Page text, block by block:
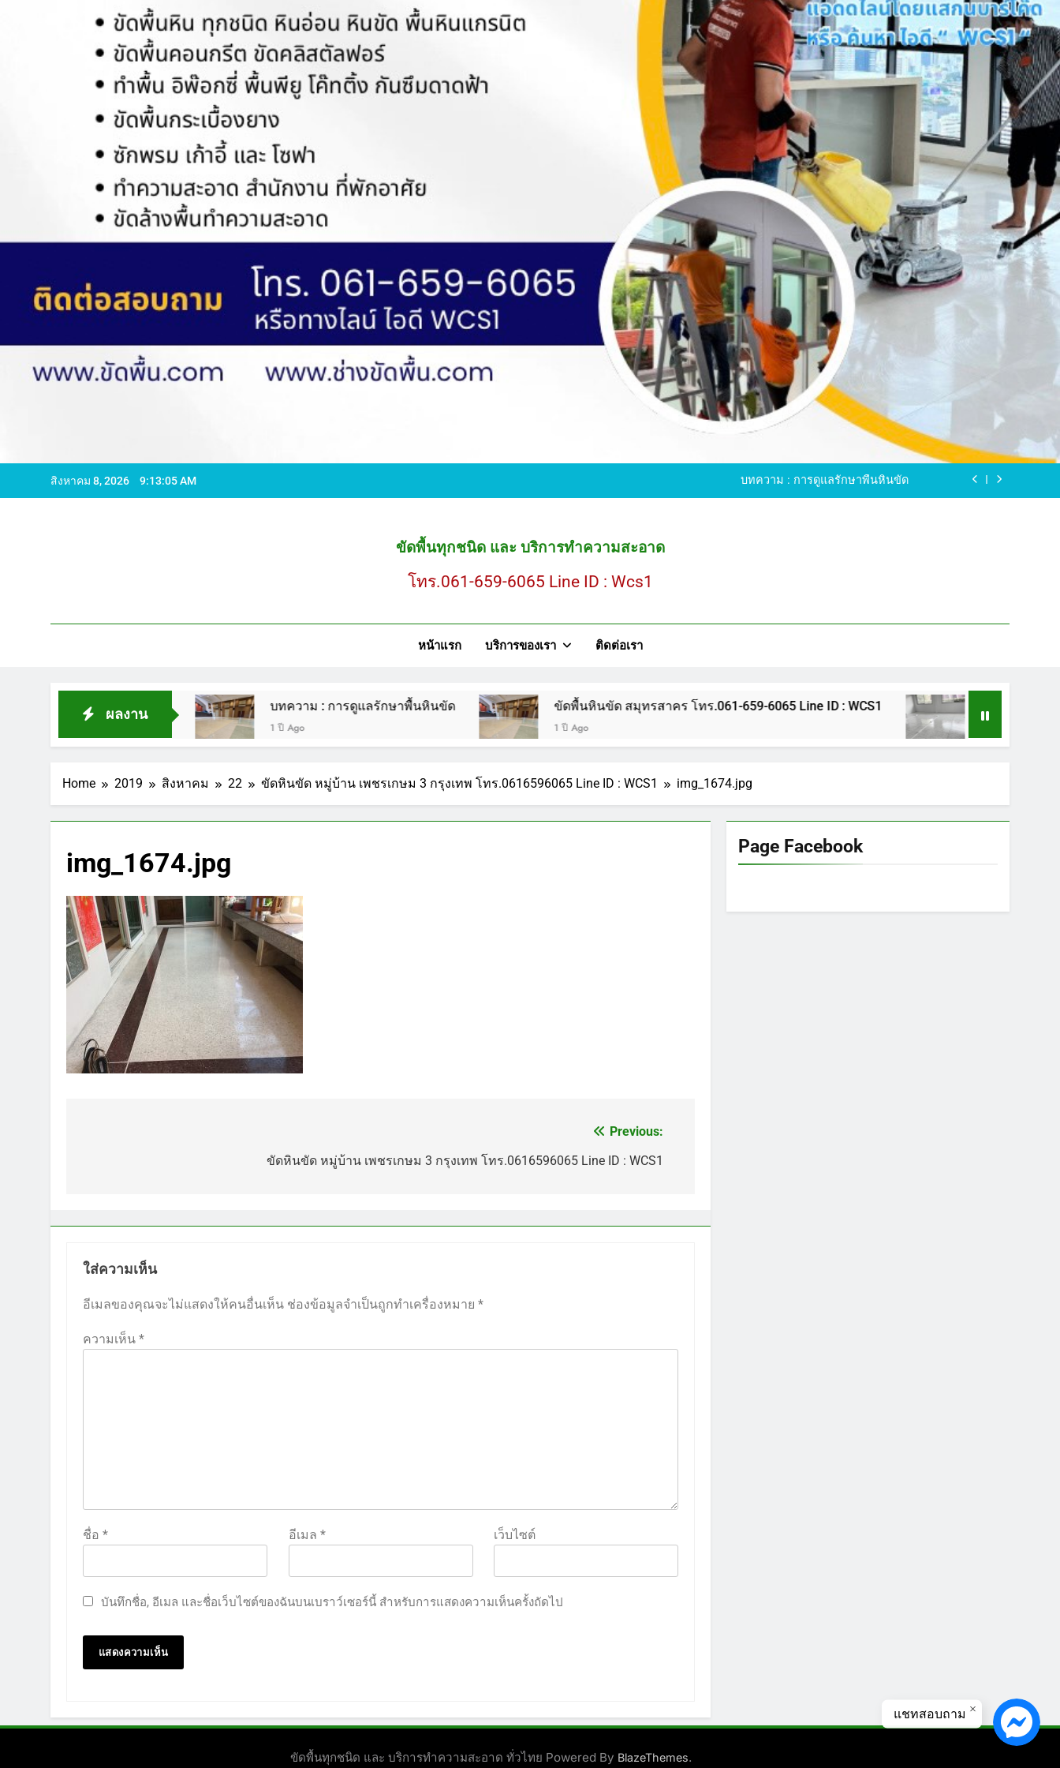
สิงหาคม 8, 2026 9:13:06 AM
ขัดพื้นหินขัด อบต.แหลมบัวนครปฐม
ขัดพื้นหินอ่อน โทร.0616596065 ไลน์ WCS1
บทความ : การดูแลรักษาพื้นหินขัด
ขัดพื้นหินขัด สมุทรสาคร โทร.061-659-6065 Line ID : WCS1
ขัดพื้นทุกชนิด และ บริการทำความสะอาด
โทร.061-659-6065 Line ID : Wcs1
หน้าแรก บริการของเรา ติดต่อเรา
ผลงาน
ไลน์ WCS1 บทความ : การดูแลรักษาพื้นหินขัด
1 ปี Ago
ขัดพื้นหินขัด สมุทรสาคร โทร.061-659-6065 Line ID : WCS1
1 ปี Ago
ขัดพื้นหินขัด อบต.แหลมบัวน
1 ปี Ago
Home 2019 สิงหาคม 22 ขัดหินขัด หมู่บ้าน เพชรเกษม 3 กรุงเทพ โทร.0616596065 Line ID : WCS1 img_1674.jpg
img_1674.jpg
Previous:
ขัดหินขัด หมู่บ้าน เพชรเกษม 3 กรุงเทพ โทร.0616596065 Line ID : WCS1
ใส่ความเห็น
อีเมลของคุณจะไม่แสดงให้คนอื่นเห็น ช่องข้อมูลจำเป็นถูกทำเครื่องหมาย *
ความเห็น *
ชื่อ * อีเมล * เว็บไซต์
บันทึกชื่อ, อีเมล และชื่อเว็บไซต์ของฉันบนเบราว์เซอร์นี้ สำหรับการแสดงความเห็นครั้งถัดไป
Page Facebook
ขัดพื้นทุกชนิด และ บริการทำความสะอาด ทั่วไทย Powered By BlazeThemes.
แชทสอบถาม